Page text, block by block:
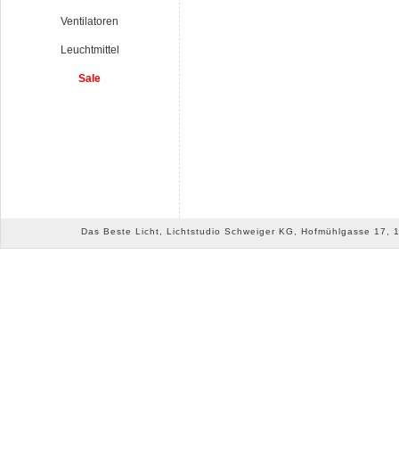
Ventilatoren
Leuchtmittel
Sale
Das Beste Licht, Lichtstudio Schweiger KG, Hofmühlgasse